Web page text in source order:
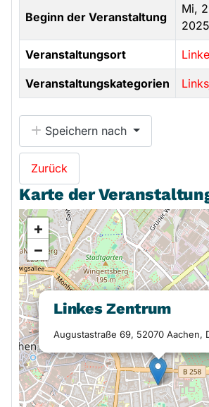
Beginn der Veranstaltung
Mi,
2025
Veranstaltungsort
Veranstaltungskategorien
Speichern nach
Zurück
Karte der
Linkes Zentrum
Augustastraße 69, 52070 Aachen,
+
−